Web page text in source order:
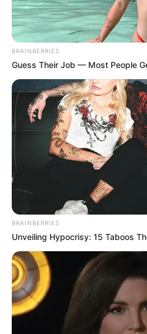
BRAINBERRIES
Guess Their Job — Most People
BRAINBERRIES
Unveiling Hypocrisy: 15 Taboos